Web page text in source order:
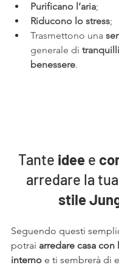
Purificano l’aria;
Riducono lo stress;
Trasmettono una
generale di
benessere.
Tante idee e
arredare la
stile
Seguendo questi
potrai arredare casa
interno e ti sembrerà di